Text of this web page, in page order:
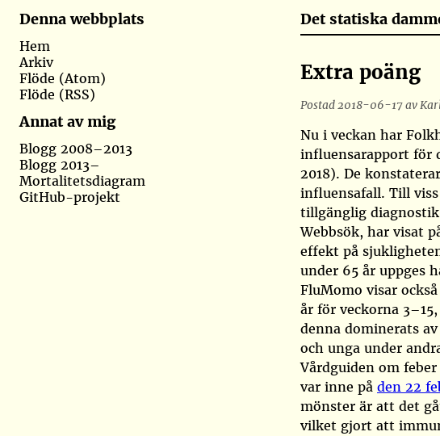
Det statiska
Denna webbplats
Hem
Arkiv
Flöde (Atom)
Flöde (RSS)
Annat av mig
Blogg 2008–2013
Blogg 2013–
Mortalitetsdiagram
GitHub-projekt
Extra poäng
Postad 2018-06-17 av
Nu i veckan har
influensarapport för
2018). De
influensafall. Till
tillgänglig
Webbsök, har visat
effekt på
under 65 år uppges
FluMomo visar
år för veckorna
denna dominerats
och unga under
Vårdguiden om
var inne på den 22
mönster är att det
vilket gjort att